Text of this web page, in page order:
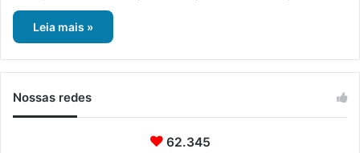
Leia mais »
Nossas redes
62.345